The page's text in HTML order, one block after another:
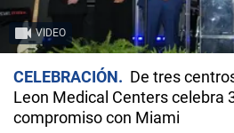
VIDEO
CELEBRACIÓN
De tres
Leon Medical Centers celebra
compromiso con Miami